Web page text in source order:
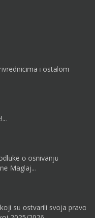
i ostalom
o osnivanju
Maglaj...
su ostvarili svoja pravo